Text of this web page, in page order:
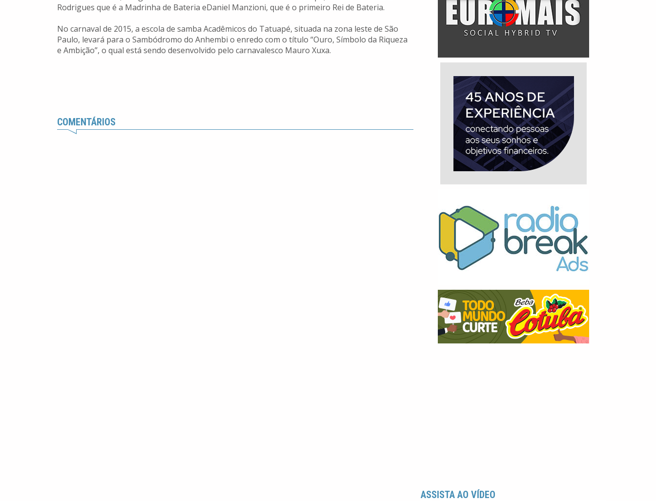
Rodrigues que é a Madrinha de Bateria eDaniel Manzioni, que é o primeiro Rei de Bateria.
No carnaval de 2015, a escola de samba Acadêmicos do Tatuapé, situada na zona leste de São
Paulo, levará para o Sambódromo do Anhembi o enredo com o título “Ouro, Símbolo da Riqueza
e Ambição”, o qual está sendo desenvolvido pelo carnavalesco Mauro Xuxa.
COMENTÁRIOS
ASSISTA AO VÍDEO